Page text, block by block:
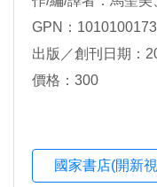
GPN：1010100173
出版／創刊日期：
價格：300
國家書店(開新